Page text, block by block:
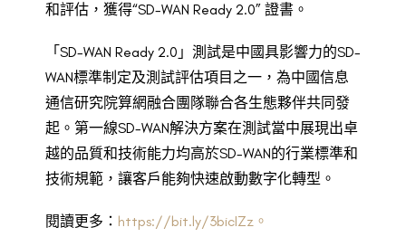
和評估，獲得“SD-WAN Ready 2.0” 證書。
「SD-WAN Ready 2.0」測試是中國具影響力的SD-
WAN標準制定及測試評估項目之一，為中國信息
通信研究院算網融合團隊聯合各生態夥伴共同發
起。第一線SD-WAN解決方案在測試當中展現出卓
越的品質和技術能力均高於SD-WAN的行業標準和
技術規範，讓客戶能夠快速啟動數字化轉型。
閱讀更多： https://bit.ly/3bicIZz。